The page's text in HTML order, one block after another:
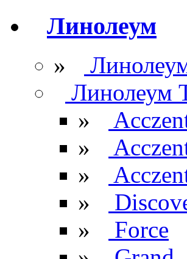
Линолеум
»
Линолеум
»
»
»
»
»
Force